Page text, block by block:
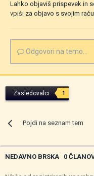
Lahko objaviš prispevek in
vpiši za objavo s svojim
Odgovori na temo...
Zasledovalci 1
Pojdi na seznam tem
NEDAVNO BRSKA 0